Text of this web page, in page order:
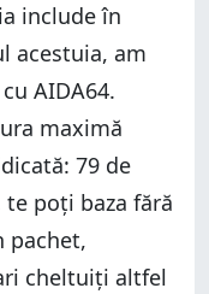
include în
acestuia, am
AIDA64.
maximă
79 de
te poți baza fără
pachet,
cheltuiți altfel